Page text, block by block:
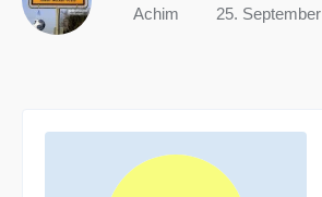
Achim 25.